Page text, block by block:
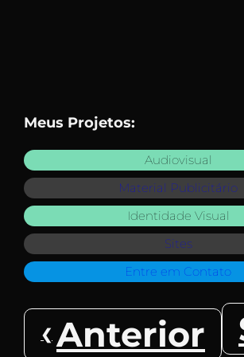
Meus Projetos:
Audiovisual
Material Publicitário
Identidade Visual
Sites
Entre em Contato
Anterior